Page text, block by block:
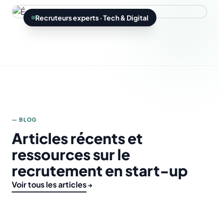
Recruteurs experts · Tech & Digital
— BLOG
Articles récents et
ressources sur le
recrutement en start-up
Voir tous les articles